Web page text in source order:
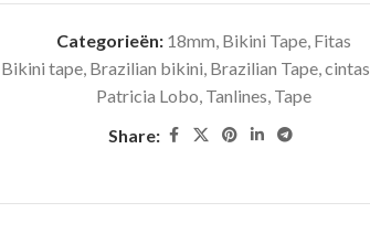
Categorieën: 18mm, Bikini Tape, Fitas
Bikini tape, Brazilian bikini, Brazilian Tape,cintas
Patricia Lobo, Tanlines, Tape
Share: